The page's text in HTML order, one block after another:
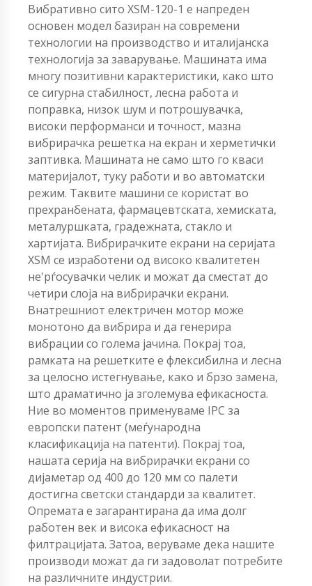
Вибративно сито XSM-120-1 е напреден
основен модел базиран на современи
технологии на производство и италијанска
технологија за заварување. Машината има
многу позитивни карактеристики, како што
се сигурна стабилност, лесна работа и
поправка, низок шум и потрошувачка,
високи перформанси и точност, мазна
вибрирачка решетка на екран и херметички
заптивка. Машината не само што го кваси
материјалот, туку работи и во автоматски
режим. Таквите машини се користат во
прехранбената, фармацевтската, хемиската,
металуршката, градежната, стакло и
хартијата. Вибрирачките екрани на серијата
XSM се изработени од високо квалитетен
не'рѓосувачки челик и можат да сместат до
четири слоја на вибрирачки екрани.
Внатрешниот електричен мотор може
монотоно да вибрира и да генерира
вибрации со голема јачина. Покрај тоа,
рамката на решетките е флексибилна и лесна
за целосно истегнување, како и брзо замена,
што драматично ја зголемува ефикасноста.
Ние во моментов применуваме IPC за
европски патент (меѓународна
класификација на патенти). Покрај тоа,
нашата серија на вибрирачки екрани со
дијаметар од 400 до 120 мм со палети
достигна светски стандарди за квалитет.
Опремата е загарантирана да има долг
работен век и висока ефикасност на
филтрацијата. Затоа, веруваме дека нашите
производи можат да ги задоволат потребите
на различните индустрии.